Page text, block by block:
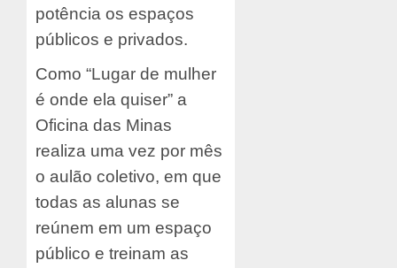
potência os espaços
públicos e privados.
Como “Lugar de mulher
é onde ela quiser” a
Oficina das Minas
realiza uma vez por mês
o aulão coletivo, em que
todas as alunas se
reúnem em um espaço
público e treinam as